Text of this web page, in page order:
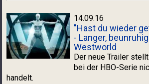
14.09.16
"Hast du wieder
- Langer,
Westworld
Der neue Trailer
bei der HBO-Serie
handelt.